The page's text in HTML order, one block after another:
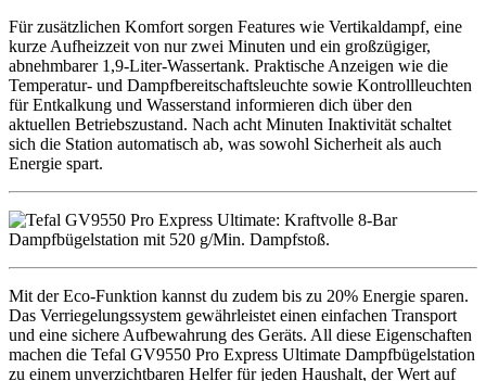
Für zusätzlichen Komfort sorgen Features wie Vertikaldampf, eine
kurze Aufheizzeit von nur zwei Minuten und ein großzügiger,
abnehmbarer 1,9-Liter-Wassertank. Praktische Anzeigen wie die
Temperatur- und Dampfbereitschaftsleuchte sowie Kontrollleuchten
für Entkalkung und Wasserstand informieren dich über den
aktuellen Betriebszustand. Nach acht Minuten Inaktivität schaltet
sich die Station automatisch ab, was sowohl Sicherheit als auch
Energie spart.
Mit der Eco-Funktion kannst du zudem bis zu 20% Energie sparen.
Das Verriegelungssystem gewährleistet einen einfachen Transport
und eine sichere Aufbewahrung des Geräts. All diese Eigenschaften
machen die Tefal GV9550 Pro Express Ultimate Dampfbügelstation
zu einem unverzichtbaren Helfer für jeden Haushalt, der Wert auf